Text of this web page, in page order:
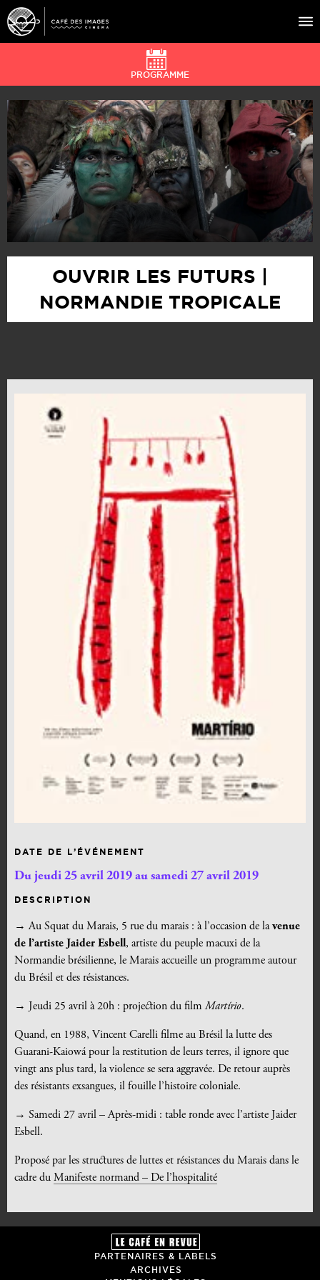
À L’AFFICHE
ÉVÉNEMENTS
CAFÉ DU CINÉ
PRATIQUE
ÉDUCATION AUX IMAGES
PROGRAMME
OUVRIR LES FUTURS |
NORMANDIE TROPICALE
DATE DE L’ÉVÉNEMENT
Du jeudi 25 avril 2019 au samedi 27 avril 2019
DESCRIPTION
→ Au Squat du Marais, 5 rue du marais : à l’occasion de lavenue
de l’artiste Jaider Esbell, artiste du peuple macuxi de la
Normandie brésilienne, le Marais accueille un programme autour
du Brésil et des résistances.
→ Jeudi 25 avril à 20h : projection du film Martírio.
Quand, en 1988, Vincent Carelli filme au Brésil la lutte des
Guarani-Kaiowá pour la restitution de leurs terres, il ignore que
vingt ans plus tard, la violence se sera aggravée. De retour auprès
des résistants exsangues, il fouille l’histoire coloniale.
→ Samedi 27 avril – Après-midi : table ronde avec l’artiste Jaider
Esbell.
Proposé par les structures de luttes et résistances du Marais dans le
cadre du Manifeste normand – De l’hospitalité
PARTENAIRES & LABELS
ARCHIVES